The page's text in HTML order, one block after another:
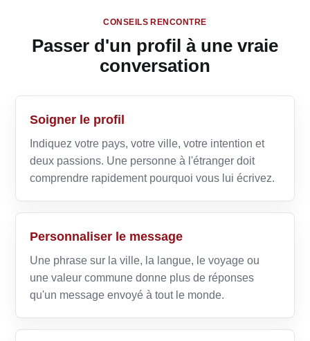
CONSEILS RENCONTRE
Passer d'un profil à une vraie
conversation
Soigner le profil
Indiquez votre pays, votre ville, votre intention et
deux passions. Une personne à l'étranger doit
comprendre rapidement pourquoi vous lui écrivez.
Personnaliser le message
Une phrase sur la ville, la langue, le voyage ou
une valeur commune donne plus de réponses
qu'un message envoyé à tout le monde.